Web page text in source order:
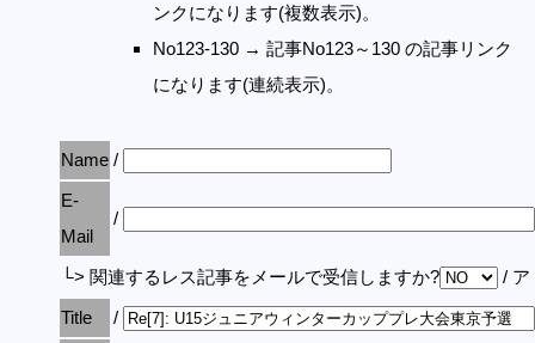
ンクになります(複数表示)。
No123-130 → 記事No123～130 の記事リンク
になります(連続表示)。
Name /
E-
Mail
/
└> 関連するレス記事をメールで受信しますか?
/ ア
Title
/